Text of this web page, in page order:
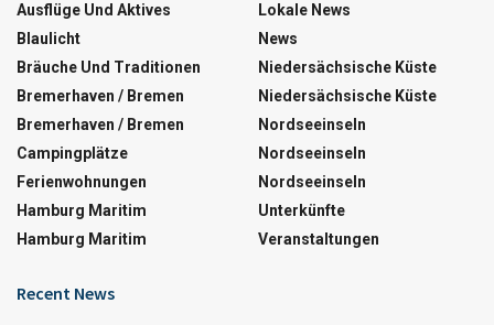
Ausflüge Und Aktives
Blaulicht
Bräuche Und Traditionen
Bremerhaven / Bremen
Bremerhaven / Bremen
Campingplätze
Ferienwohnungen
Hamburg Maritim
Hamburg Maritim
Lokale News
News
Niedersächsische Küste
Niedersächsische Küste
Nordseeinseln
Nordseeinseln
Nordseeinseln
Unterkünfte
Veranstaltungen
Recent News